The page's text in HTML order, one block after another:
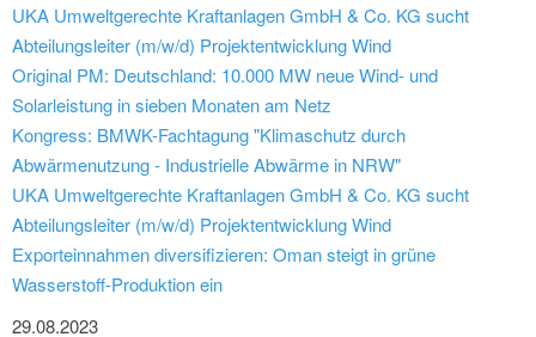
UKA Umweltgerechte Kraftanlagen GmbH & Co. KG sucht
Abteilungsleiter (m/w/d) Projektentwicklung Wind
Original PM: Deutschland: 10.000 MW neue Wind- und
Solarleistung in sieben Monaten am Netz
Kongress: BMWK-Fachtagung "Klimaschutz durch
Abwärmenutzung - Industrielle Abwärme in NRW"
UKA Umweltgerechte Kraftanlagen GmbH & Co. KG sucht
Abteilungsleiter (m/w/d) Projektentwicklung Wind
Exporteinnahmen diversifizieren: Oman steigt in grüne
Wasserstoff-Produktion ein
29.08.2023